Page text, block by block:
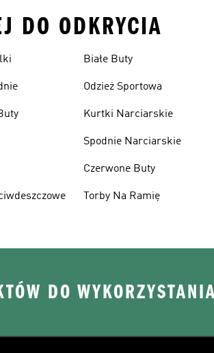
DO ODKRYCIA
Białe Buty
Odzież Sportowa
Kurtki Narciarskie
Spodnie Narciarskie
Czerwone Buty
Torby Na Ramię
DO